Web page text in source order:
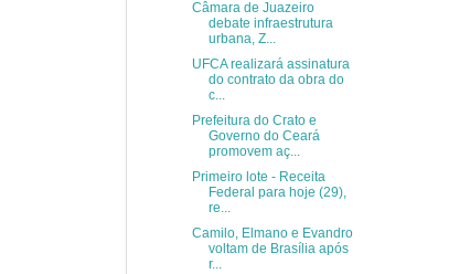
Câmara de Juazeiro
debate infraestrutura
urbana, Z...
UFCA realizará assinatura
do contrato da obra do
c...
Prefeitura do Crato e
Governo do Ceará
promovem aç...
Primeiro lote - Receita
Federal para hoje (29),
re...
Camilo, Elmano e Evandro
voltam de Brasília após
r...